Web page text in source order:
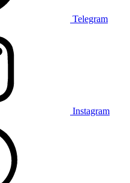
Telegram
Instagram